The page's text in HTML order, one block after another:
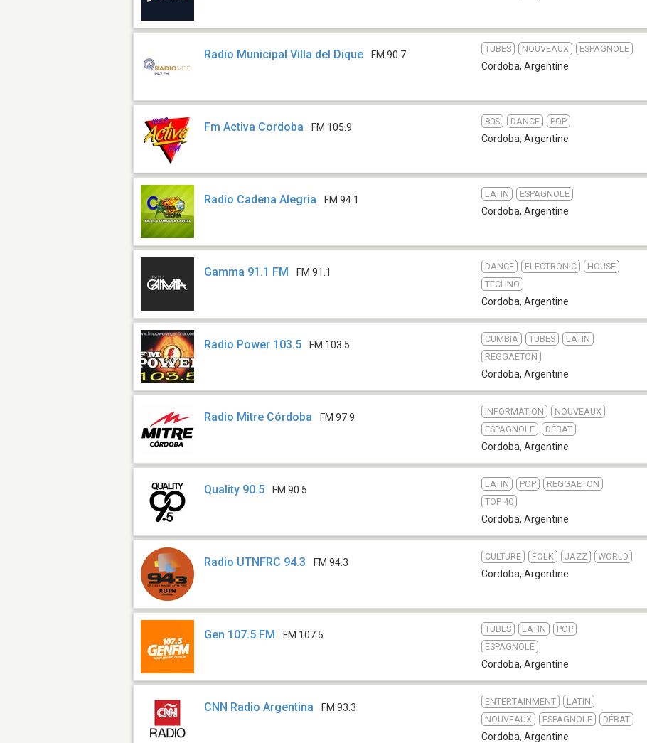
Radio Municipal Villa del Dique FM 90.7
TUBES NOUVEAUX ESPAGNOLE
Cordoba, Argentine
Fm Activa Cordoba FM 105.9
80S DANCE POP
Cordoba, Argentine
Radio Cadena Alegria FM 94.1
LATIN ESPAGNOLE
Cordoba, Argentine
Gamma 91.1 FM FM 91.1
DANCE ELECTRONIC
HOUSE
TECHNO
Cordoba, Argentine
Radio Power 103.5 FM 103.5
CUMBIA TUBES
LATIN
REGGAETON
Cordoba, Argentine
Radio Mitre Córdoba FM 97.9
INFORMATION
NOUVEAUX
ESPAGNOLE
DÉBAT
Cordoba, Argentine
Quality 90.5 FM 90.5
LATIN POP
REGGAETON
TOP 40
Cordoba, Argentine
Radio UTNFRC 94.3 FM 94.3
CULTURE FOLK JAZZ WORLD
Cordoba, Argentine
Gen 107.5 FM FM 107.5
TUBES LATIN
POP
ESPAGNOLE
Cordoba, Argentine
CNN Radio Argentina FM 93.3
ENTERTAINMENT
LATIN
NOUVEAUX
ESPAGNOLE DÉBAT
Cordoba, Argentine